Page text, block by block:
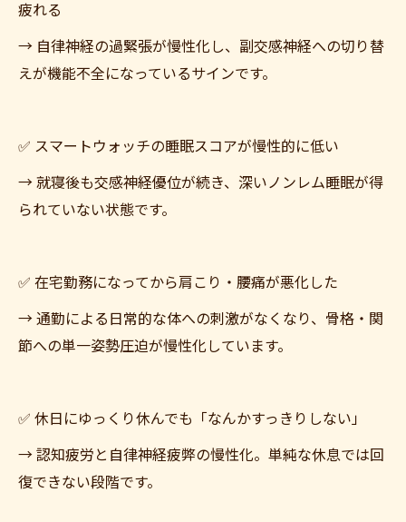
疲れる
→ 自律神経の過緊張が慢性化し、副交感神経への切り替
えが機能不全になっているサインです。
✅ スマートウォッチの睡眠スコアが慢性的に低い
→ 就寝後も交感神経優位が続き、深いノンレム睡眠が得
られていない状態です。
✅ 在宅勤務になってから肩こり・腰痛が悪化した
→ 通勤による日常的な体への刺激がなくなり、骨格・関
節への単一姿勢圧迫が慢性化しています。
✅ 休日にゆっくり休んでも「なんかすっきりしない」
→ 認知疲労と自律神経疲弊の慢性化。単純な休息では回
復できない段階です。